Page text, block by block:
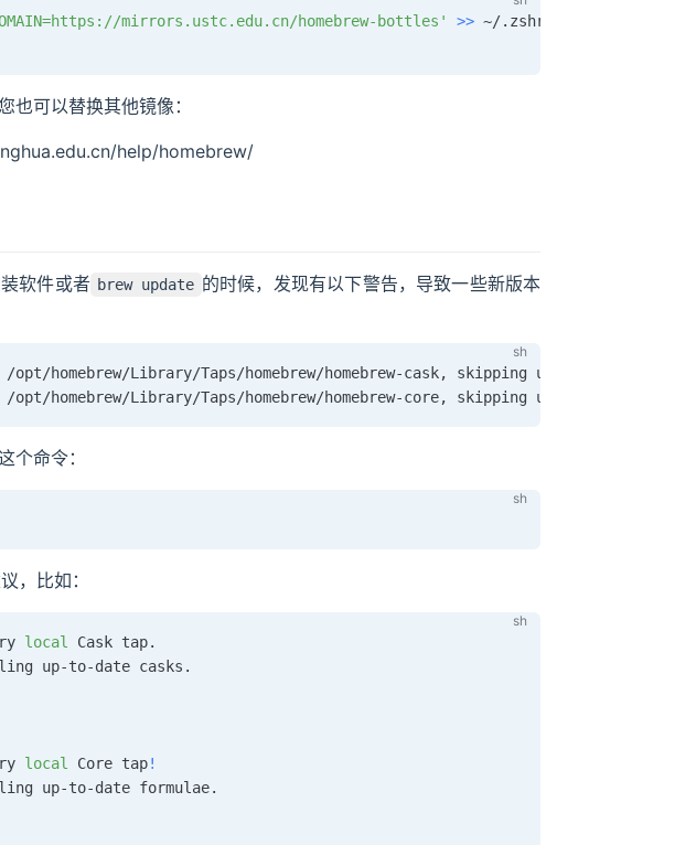
mirrors.ustc.edu.cn/homebrew-bottles' >>
也可以替换其他镜像：
help/homebrew/
软件或者 brew update 的时候，发现有以下警告，导致一些新版本
/opt/homebrew/Library/Taps/homebrew/homebrew-cask, skipping update
/opt/homebrew/Library/Taps/homebrew/homebrew-core, skipping update
个命令：
，比如：
local
Cask tap.
up-to-date casks.
local Core tap!
up-to-date formulae.